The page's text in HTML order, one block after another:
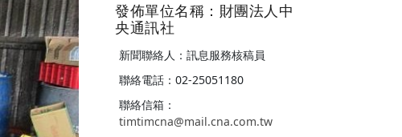
發佈單位名稱：財團法人中
央通訊社
新聞聯絡人：訊息服務核稿員
聯絡電話：02-25051180
聯絡信箱：
timtimcna@mail.cna.com.tw